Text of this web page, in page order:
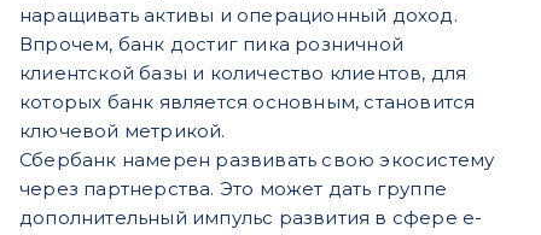
наращивать активы и операционный доход.
Впрочем, банк достиг пика розничной
клиентской базы и количество клиентов, для
которых банк является основным, становится
ключевой метрикой.
Сбербанк намерен развивать свою экосистему
через партнерства. Это может дать группе
дополнительный импульс развития в сфере e-